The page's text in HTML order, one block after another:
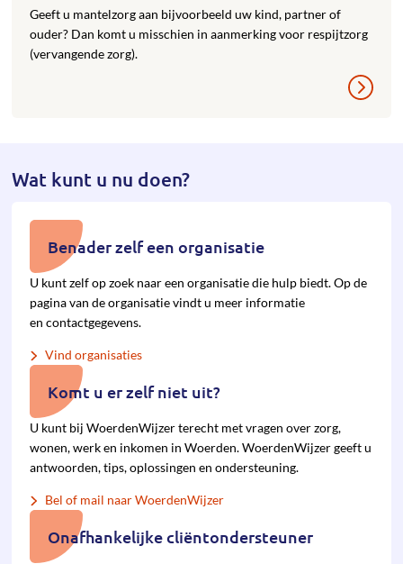
Geeft u mantelzorg aan bijvoorbeeld uw kind, partner of
ouder? Dan komt u misschien in aanmerking voor respijtzorg
(vervangende zorg).
Wat kunt u nu doen?
Benader zelf een organisatie
U kunt zelf op zoek naar een organisatie die hulp biedt. Op de
pagina van de organisatie vindt u meer informatie
en contactgegevens.
Vind organisaties
Komt u er zelf niet uit?
U kunt bij WoerdenWijzer terecht met vragen over zorg,
wonen, werk en inkomen in Woerden. WoerdenWijzer geeft u
antwoorden, tips, oplossingen en ondersteuning.
Bel of mail naar WoerdenWijzer
Onafhankelijke cliëntondersteuner